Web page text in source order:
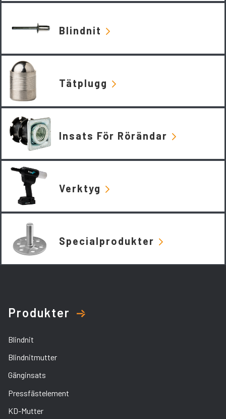
Blindnit
Tätplugg
Insats För Rörändar
Verktyg
Specialprodukter
Produkter
Blindnit
Blindnitmutter
Gänginsats
Pressfästelement
KD-Mutter